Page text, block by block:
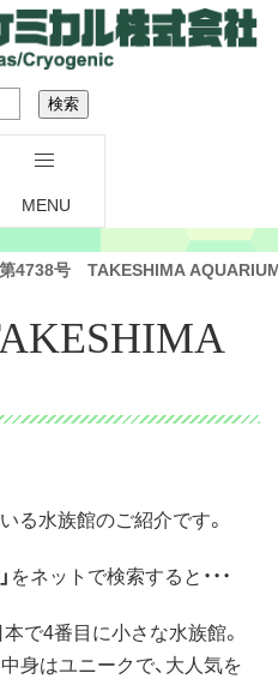
MENU
第4738号 TAKESHIMA
る水族館のご紹介です。
をネットで検索すると・・・
で4番目に小さな水族館。
身はユニークで、大人気を